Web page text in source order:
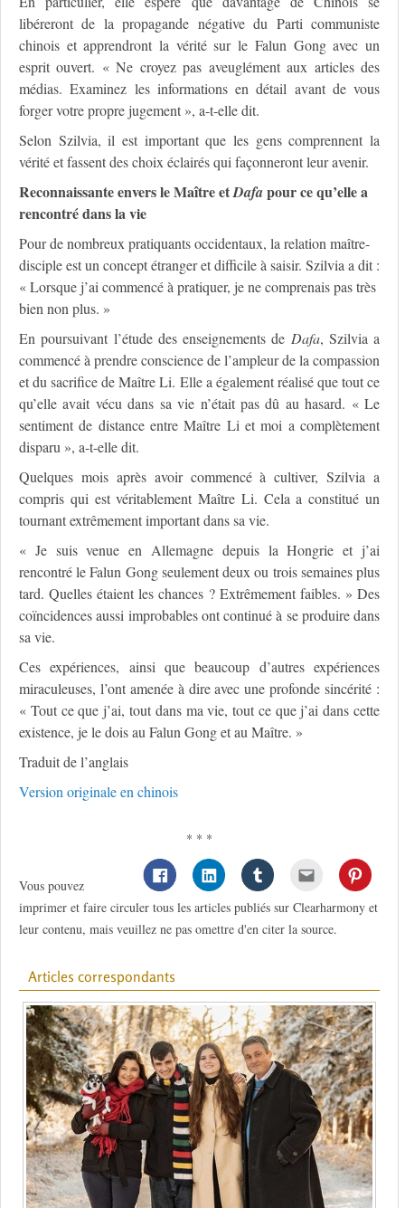
libéreront de la propagande négative du Parti communiste
chinois et apprendront la vérité sur le Falun Gong avec un
esprit ouvert. « Ne croyez pas aveuglément aux articles des
médias. Examinez les informations en détail avant de vous
forger votre propre jugement », a-t-elle dit.
Selon Szilvia, il est important que les gens comprennent la
vérité et fassent des choix éclairés qui façonneront leur avenir.
Reconnaissante envers le Maître etDafapour ce qu’elle a
rencontré dans la vie
Pour de nombreux pratiquants occidentaux, la relation maître-
disciple est un concept étranger et difficile à saisir. Szilvia a dit :
« Lorsque j’ai commencé à pratiquer, je ne comprenais pas très
bien non plus. »
En poursuivant l’étude des enseignements de Dafa, Szilvia a
commencé à prendre conscience de l’ampleur de la compassion
et du sacrifice de Maître Li. Elle a également réalisé que tout ce
qu’elle avait vécu dans sa vie n’était pas dû au hasard. « Le
sentiment de distance entre Maître Li et moi a complètement
disparu », a-t-elle dit.
Quelques mois après avoir commencé à cultiver, Szilvia a
compris qui est véritablement Maître Li. Cela a constitué un
tournant extrêmement important dans sa vie.
« Je suis venue en Allemagne depuis la Hongrie et j’ai
rencontré le Falun Gong seulement deux ou trois semaines plus
tard. Quelles étaient les chances ? Extrêmement faibles. » Des
coïncidences aussi improbables ont continué à se produire dans
sa vie.
Ces expériences, ainsi que beaucoup d’autres expériences
miraculeuses, l’ont amenée à dire avec une profonde sincérité :
« Tout ce que j’ai, tout dans ma vie, tout ce que j’ai dans cette
existence, je le dois au Falun Gong et au Maître. »
Traduit de l’anglais
Version originale en chinois
* * *
Vous pouvez
imprimer et faire circuler tous les articles publiés sur Clearharmony et
leur contenu, mais veuillez ne pas omettre d'en citer la source.
Articles correspondants